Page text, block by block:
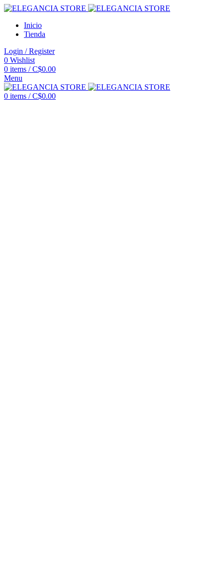
Inicio
Tienda
Login / Register
0 Wishlist
0 items / C$0.00
Menu
0 items / C$0.00